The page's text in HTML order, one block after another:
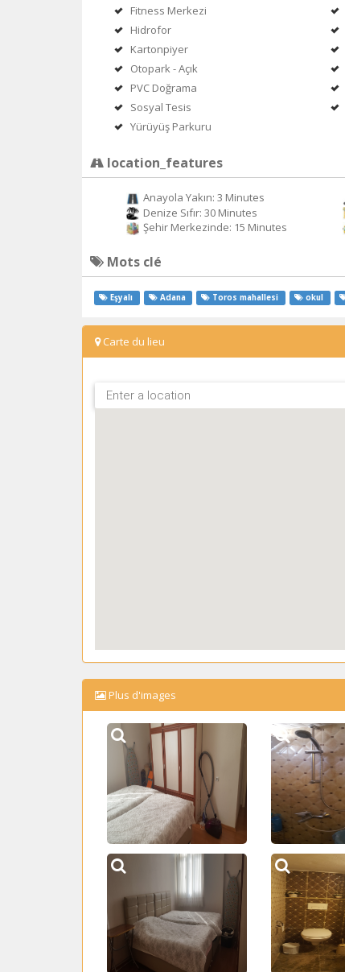
Fitness Merkezi
Hidrofor
Kartonpiyer
Otopark - Açık
PVC Doğrama
Sosyal Tesis
Yürüyüş Parkuru
location_features
Anayola Yakın: 3 Minutes
Denize Sıfır: 30 Minutes
Şehir Merkezinde: 15 Minutes
Mots clé
Eşyalı Adana Toros mahallesi okul
Carte du lieu
Plus d'images